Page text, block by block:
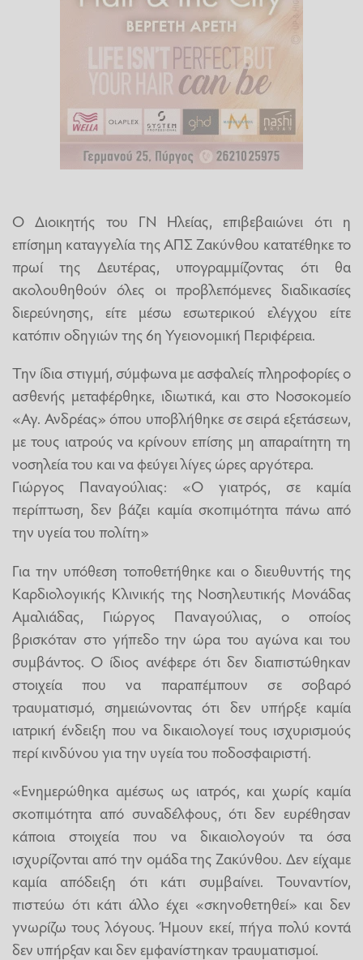
Ο Διοικητής του ΓΝ Ηλείας, επιβεβαιώνει ότι η
επίσημη καταγγελία της ΑΠΣ Ζακύνθου κατατέθηκε το
πρωί της Δευτέρας, υπογραμμίζοντας ότι θα
ακολουθηθούν όλες οι προβλεπόμενες διαδικασίες
διερεύνησης, είτε μέσω εσωτερικού ελέγχου είτε
κατόπιν οδηγιών της 6η Υγειονομική Περιφέρεια.
Την ίδια στιγμή, σύμφωνα με ασφαλείς πληροφορίες ο
ασθενής μεταφέρθηκε, ιδιωτικά, και στο Νοσοκομείο
«Αγ. Ανδρέας» όπου υποβλήθηκε σε σειρά εξετάσεων,
με τους ιατρούς να κρίνουν επίσης μη απαραίτητη τη
νοσηλεία του και να φεύγει λίγες ώρες αργότερα.
Γιώργος Παναγούλιας: «Ο γιατρός, σε καμία
περίπτωση, δεν βάζει καμία σκοπιμότητα πάνω από
την υγεία του πολίτη»
Για την υπόθεση τοποθετήθηκε και ο διευθυντής της
Καρδιολογικής Κλινικής της Νοσηλευτικής Μονάδας
Αμαλιάδας, Γιώργος Παναγούλιας, ο οποίος
βρισκόταν στο γήπεδο την ώρα του αγώνα και του
συμβάντος. Ο ίδιος ανέφερε ότι δεν διαπιστώθηκαν
στοιχεία που να παραπέμπουν σε σοβαρό
τραυματισμό, σημειώνοντας ότι δεν υπήρξε καμία
ιατρική ένδειξη που να δικαιολογεί τους ισχυρισμούς
περί κινδύνου για την υγεία του ποδοσφαιριστή.
«Ενημερώθηκα αμέσως ως ιατρός, και χωρίς καμία
σκοπιμότητα από συναδέλφους, ότι δεν ευρέθησαν
κάποια στοιχεία που να δικαιολογούν τα όσα
ισχυρίζονται από την ομάδα της Ζακύνθου. Δεν είχαμε
καμία απόδειξη ότι κάτι συμβαίνει. Τουναντίον,
πιστεύω ότι κάτι άλλο έχει «σκηνοθετηθεί» και δεν
γνωρίζω τους λόγους. Ήμουν εκεί, πήγα πολύ κοντά
δεν υπήρξαν και δεν εμφανίστηκαν τραυματισμοί.